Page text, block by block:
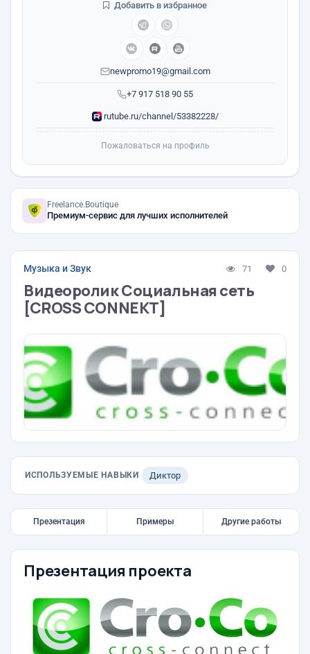
+7 917 518 90 55
newpromo19@gmail.com
rutube.ru/channel/53382228/
Добавить в избранное
Пожаловаться на профиль
Freelance.Boutique
Премиум-сервис для лучших исполнителей
Музыка и Звук 71 0
Видеоролик Социальная сеть
[CROSS CONNEKT]
ИСПОЛЬЗУЕМЫЕ НАВЫКИ Диктор
Презентация Примеры Другие работы
Презентация проекта